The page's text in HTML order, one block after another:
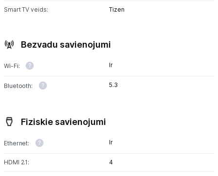
Smart TV veids: Tizen
Bezvadu savienojumi
Wi-Fi: Ir
Bluetooth: 5.3
Fiziskie savienojumi
Ethernet: Ir
HDMI 2.1: 4